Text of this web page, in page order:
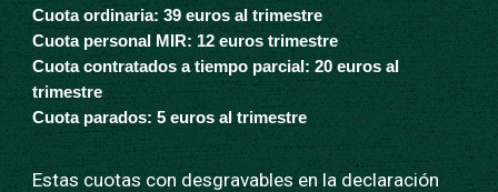
Cuota ordinaria: 39 euros al trimestre
Cuota personal MIR: 12 euros trimestre
Cuota contratados a tiempo parcial: 20 euros al
trimestre
Cuota parados: 5 euros al trimestre
Estas cuotas con desgravables en la declaración